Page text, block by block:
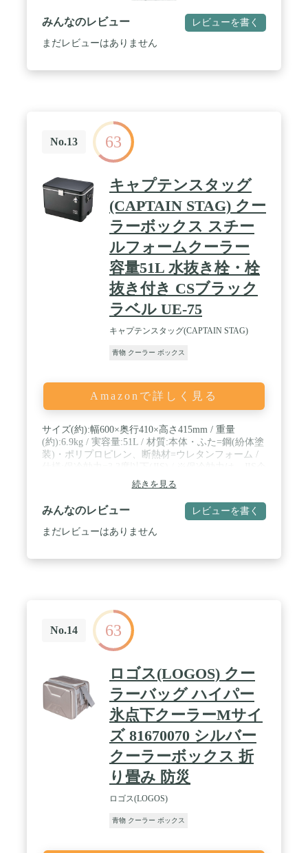
みんなのレビュー レビューを書く
まだレビューはありません
No.13 63
キャプテンスタッグ
(CAPTAIN STAG) クー
ラーボックス スチー
ルフォームクーラー
容量51L 水抜き栓・栓
抜き付き CSブラック
ラベル UE-75
キャプテンスタッグ(CAPTAIN STAG)
青物 クーラー ボックス
Amazonで詳しく見る
サイズ(約):幅600×奥行410×高さ415mm / 重量
(約):6.9kg / 実容量:51L / 材質:本体・ふた=鋼(紛体塗
装)・ポリプロピレン、断熱材=ウレタンフォーム /
画「携帯用クーラーボックス」の保冷試験方法を準
用した試験結果の数値。 / 対象シーズン: 通年
続きを見る
みんなのレビュー レビューを書く
まだレビューはありません
No.14 63
ロゴス(LOGOS) クー
ラーバッグ ハイパー
氷点下クーラーMサイ
ズ 81670070 シルバー
クーラーボックス 折
り畳み 防災
ロゴス(LOGOS)
青物 クーラー ボックス